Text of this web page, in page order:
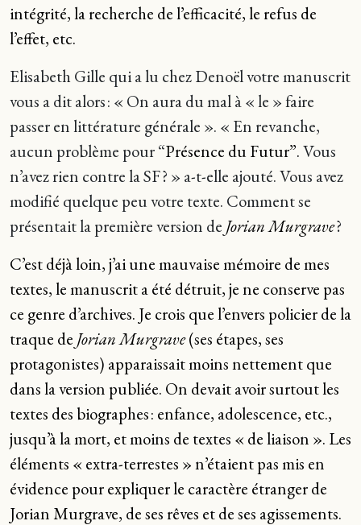
intégrité, la recherche de l’efficacité, le refus de
l’effet, etc.
Elisabeth Gille qui a lu chez Denoël votre manuscrit
vous a dit alors : « On aura du mal à « le » faire
passer en littérature générale ». « En revanche,
aucun problème pour “Présence du Futur”.Vous
n’avez rien contre la SF ? » a-t-elle ajouté. Vous avez
modifié quelque peu votre texte. Comment se
présentait la première version de Jorian Murgrave?
C’est déjà loin, j’ai une mauvaise mémoire de mes
textes, le manuscrit a été détruit, je ne conserve pas
ce genre d’archives. Je crois que l’envers policier de la
traque de Jorian Murgrave(ses étapes, ses
protagonistes) apparaissait moins nettement que
dans la version publiée. On devait avoir surtout les
textes des biographes : enfance, adolescence, etc.,
jusqu’à la mort, et moins de textes « de liaison ». Les
éléments « extra-terrestes » n’étaient pas mis en
évidence pour expliquer le caractère étranger de
Jorian Murgrave, de ses rêves et de ses agissements.